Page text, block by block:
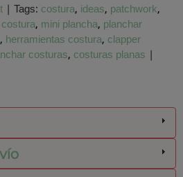
| Tags: costura ideas patchwork
mini plancha planchar
herramientas costura clapper
costuras costuras planas |